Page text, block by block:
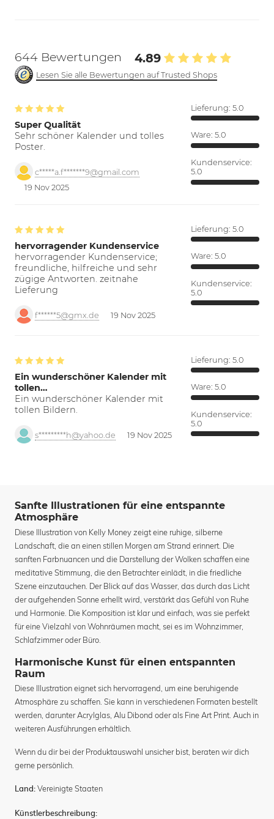
644 Bewertungen 4.89
Lesen Sie alle Bewertungen auf Trusted Shops
Super Qualität
Sehr schöner Kalender und tolles
Poster.
c*****a.f*******9@gmail.com
19 Nov 2025
Lieferung: 5.0
Ware: 5.0
Kundenservice:
5.0
hervorragender Kundenservice
hervorragender Kundenservice;
freundliche, hilfreiche und sehr
zügige Antworten. zeitnahe
Lieferung
f******5@gmx.de 19 Nov 2025
Lieferung: 5.0
Ware: 5.0
Kundenservice:
5.0
Ein wunderschöner Kalender mit
tollen…
Ein wunderschöner Kalender mit
tollen Bildern.
s*********h@yahoo.de 19 Nov 2025
Lieferung: 5.0
Ware: 5.0
Kundenservice:
5.0
Sanfte Illustrationen für eine entspannte
Atmosphäre
Diese Illustration von Kelly Money zeigt eine ruhige, silberne
Landschaft, die an einen stillen Morgen am Strand erinnert. Die
sanften Farbnuancen und die Darstellung der Wolken schaffen eine
meditative Stimmung, die den Betrachter einlädt, in die friedliche
Szene einzutauchen. Der Blick auf das Wasser, das durch das Licht
der aufgehenden Sonne erhellt wird, verstärkt das Gefühl von Ruhe
und Harmonie. Die Komposition ist klar und einfach, was sie perfekt
für eine Vielzahl von Wohnräumen macht, sei es im Wohnzimmer,
Schlafzimmer oder Büro.
Harmonische Kunst für einen entspannten
Raum
Diese Illustration eignet sich hervorragend, um eine beruhigende
Atmosphäre zu schaffen. Sie kann in verschiedenen Formaten bestellt
werden, darunter Acrylglas, Alu Dibond oder als Fine Art Print. Auch in
weiteren Ausführungen erhältlich.
Wenn du dir bei der Produktauswahl unsicher bist, beraten wir dich
gerne persönlich.
Land: Vereinigte Staaten
Künstlerbeschreibung: